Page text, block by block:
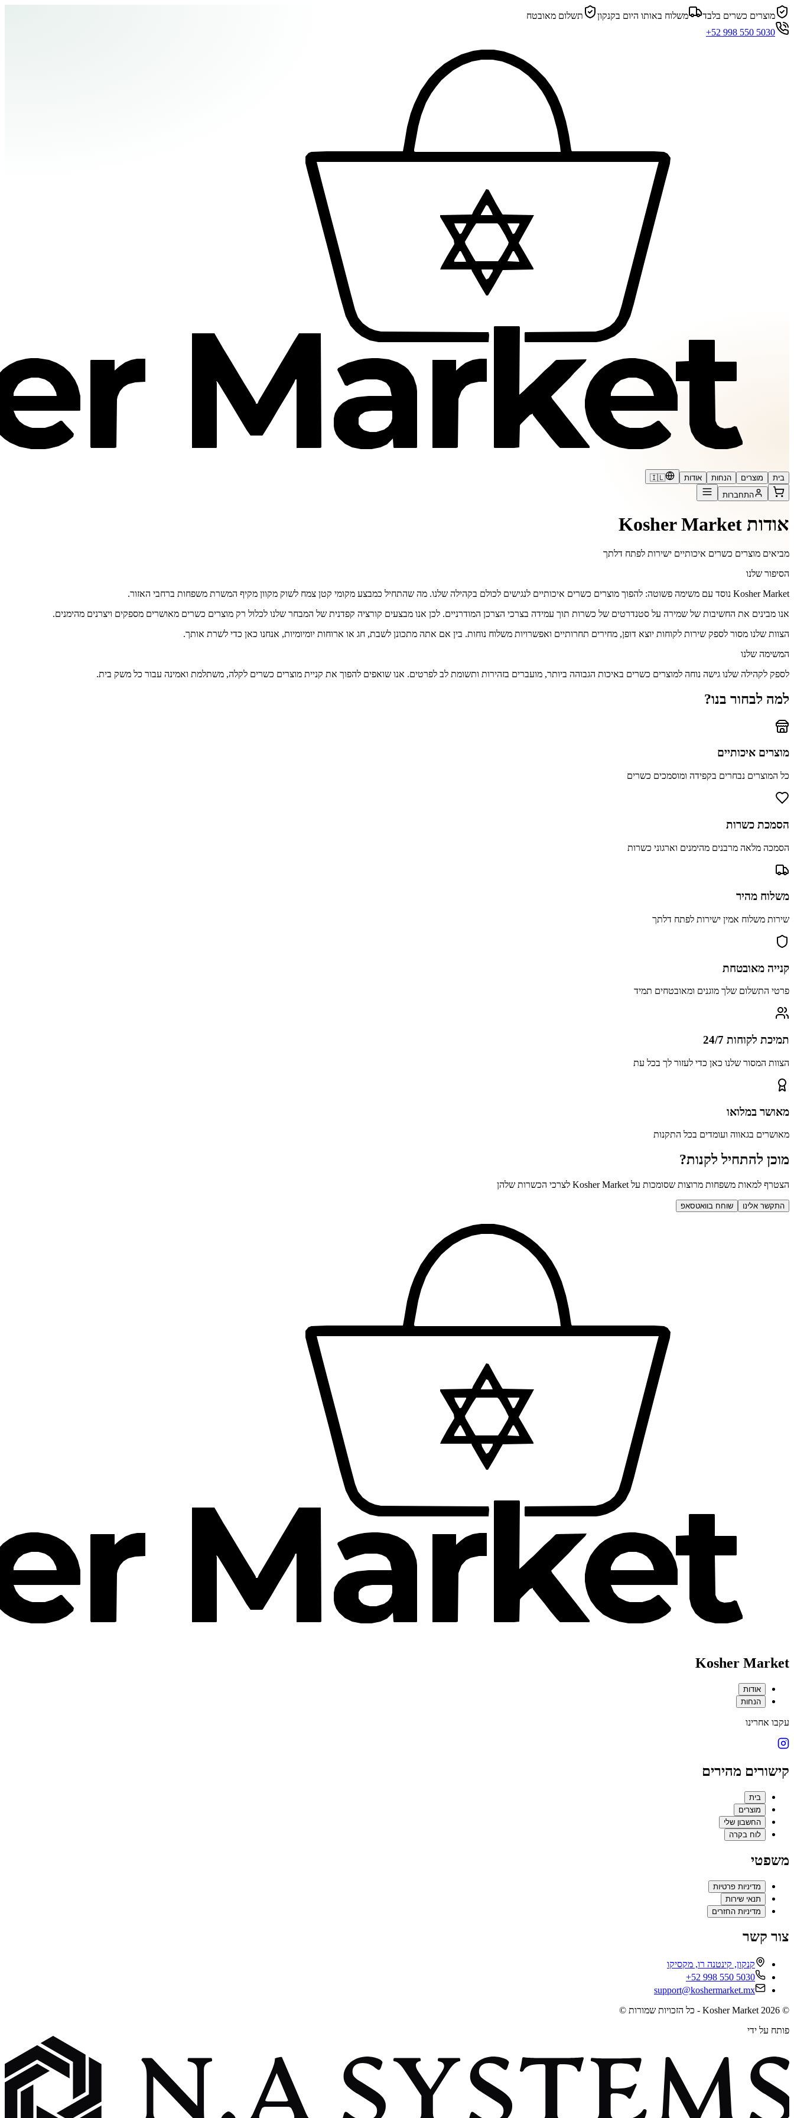
מוצרים כשרים בלבד משלוח באותו היום בקנקון
תשלום מאובטח
+52 998 550 5030
בית מוצרים הנחות אודות
🇮🇱
התחברות
אודות Kosher Market
מביאים מוצרים כשרים איכותיים ישירות לפתח דלתך
הסיפור שלנו
Kosher Market נוסד עם משימה פשוטה: להפוך מוצרים כשרים איכותיים לנגישים לכולם בקהילה שלנו. מה שהתחיל כמבצע מקומי קטן צמח לשוק מקוון מקיף המשרת משפחות ברחבי האזור.
אנו מבינים את החשיבות של שמירה על סטנדרטים של כשרות תוך עמידה בצרכי הצרכן המודרניים. לכן אנו מבצעים קורציה קפדנית של המבחר שלנו לכלול רק מוצרים כשרים מאושרים מספקים ויצרנים מהימנים.
הצוות שלנו מסור לספק שירות לקוחות יוצא דופן, מחירים תחרותיים ואפשרויות משלוח נוחות. בין אם אתה מתכונן לשבת, חג או ארוחות יומיומיות, אנחנו כאן כדי לשרת אותך.
המשימה שלנו
לספק לקהילה שלנו גישה נוחה למוצרים כשרים באיכות הגבוהה ביותר, מועברים בזהירות ותשומת לב לפרטים. אנו שואפים להפוך את קניית מוצרים כשרים לקלה, משתלמת ואמינה עבור כל משק בית.
למה לבחור בנו?
מוצרים איכותיים
כל המוצרים נבחרים בקפידה ומוסמכים כשרים
הסמכת כשרות
הסמכה מלאה מרבנים מהימנים וארגוני כשרות
משלוח מהיר
שירות משלוח אמין ישירות לפתח דלתך
קנייה מאובטחת
פרטי התשלום שלך מוגנים ומאובטחים תמיד
תמיכת לקוחות 24/7
הצוות המסור שלנו כאן כדי לעזור לך בכל עת
מאושר במלואו
מאושרים בגאווה ועומדים בכל התקנות
מוכן להתחיל לקנות?
הצטרף למאות משפחות מרוצות שסומכות על Kosher Market לצרכי הכשרות שלהן
התקשר אלינו שוחח בוואטסאפ
Kosher Market
אודות
הנחות
עקבו אחרינו
קישורים מהירים
בית
מוצרים
החשבון שלי
לוח בקרה
משפטי
מדיניות פרטיות
תנאי שירות
מדיניות החזרים
צור קשר
קנקון, קינטנה רו, מקסיקו
+52 998 550 5030
support@koshermarket.mx
©
2026 Kosher Market - כל הזכויות שמורות ©
פותח על ידי